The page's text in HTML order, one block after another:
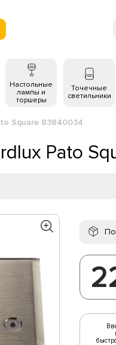
Настольные
лампы и
торшеры
Точечные
светильники
Square 83840034
Pato